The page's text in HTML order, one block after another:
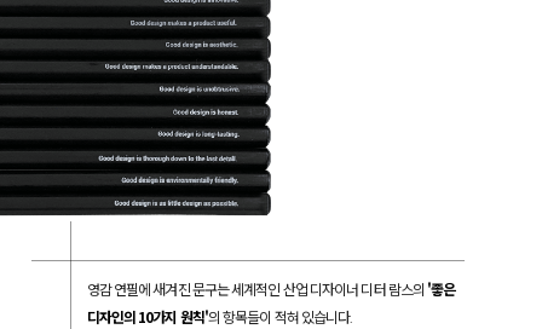
영감 연필에 새겨진 문구는 세계적인 산업 디자이너 디터 람스의 '좋은
디자인의 10가지 원칙'의 항목들이 적혀 있습니다.